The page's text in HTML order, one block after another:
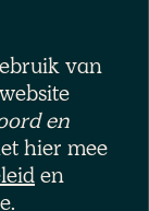
Amsterdam,
van
en
hier mee
en